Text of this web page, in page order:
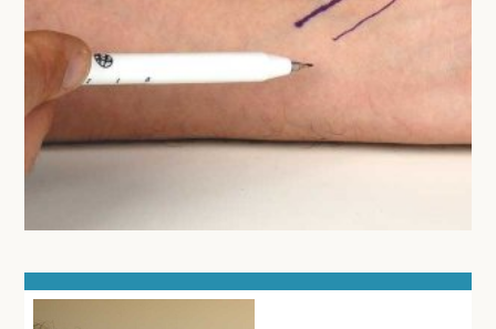
Prijzen worden nu inclusief BTW getoond
THUISZORG
APPARATUUR EN DIAGNOSE
VERBRUIKSMATERIAAL